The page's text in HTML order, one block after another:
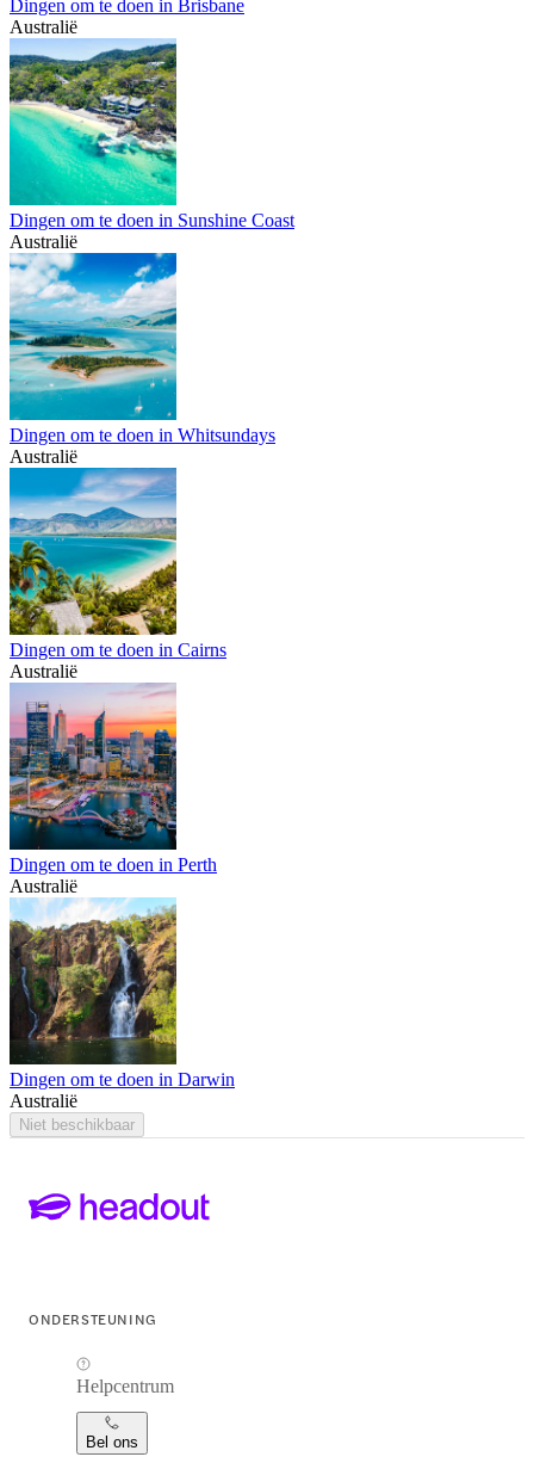
Dingen om te doen in Brisbane
Australië
Dingen om te doen in Sunshine Coast
Australië
Dingen om te doen in Whitsundays
Australië
Dingen om te doen in Cairns
Australië
Dingen om te doen in Perth
Australië
Dingen om te doen in Darwin
Australië
Niet beschikbaar
ONDERSTEUNING
Helpcentrum
Bel ons